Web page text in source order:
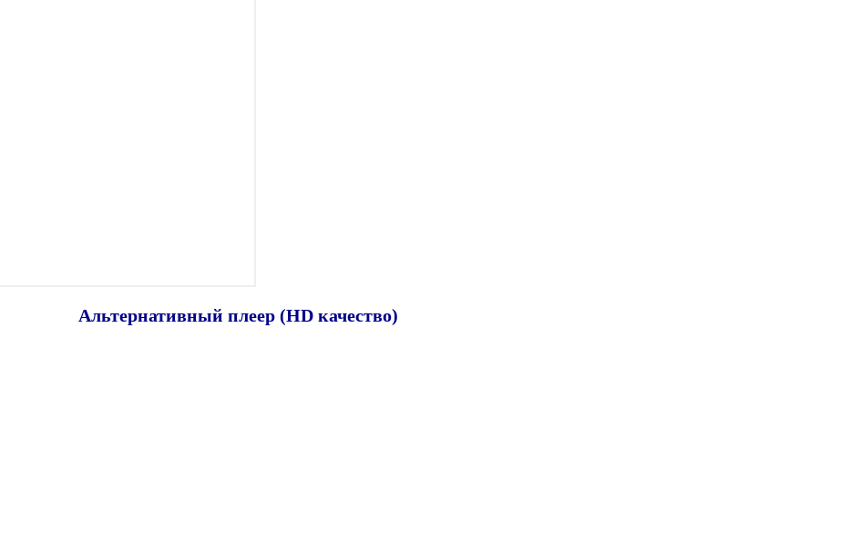
Альтернативный плеер (HD качество)